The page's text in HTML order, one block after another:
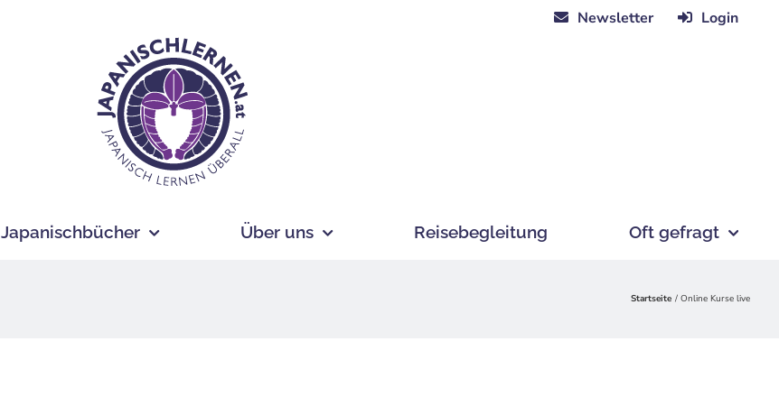
Newsletter Login
Japanischbücher Über uns Reisebegleitung Oft gefragt
Startseite Online Kurse live